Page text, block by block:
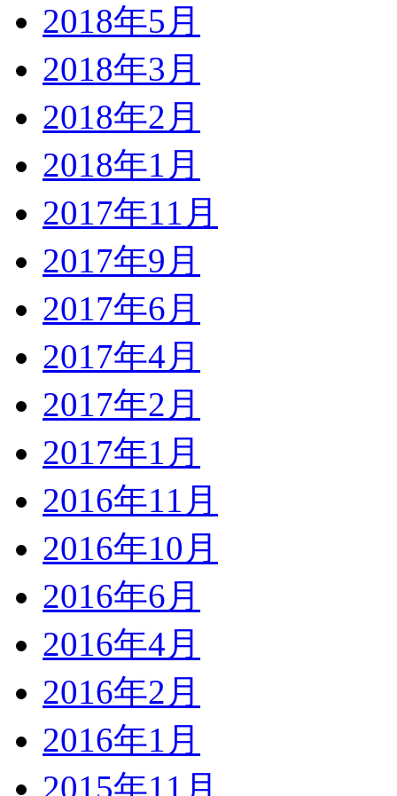
2018年5月
2018年3月
2018年2月
2018年1月
2017年11月
2017年9月
2017年6月
2017年4月
2017年2月
2017年1月
2016年11月
2016年10月
2016年6月
2016年4月
2016年2月
2016年1月
2015年11月